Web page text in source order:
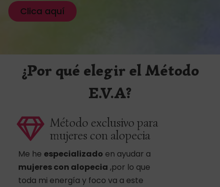
Clica aquí
¿Por qué elegir el Método
E.V.A?
Método exclusivo para
mujeres con alopecia
Me he especializado en ayudar a
mujeres con alopecia ,por lo que
toda mi energía y foco va a este